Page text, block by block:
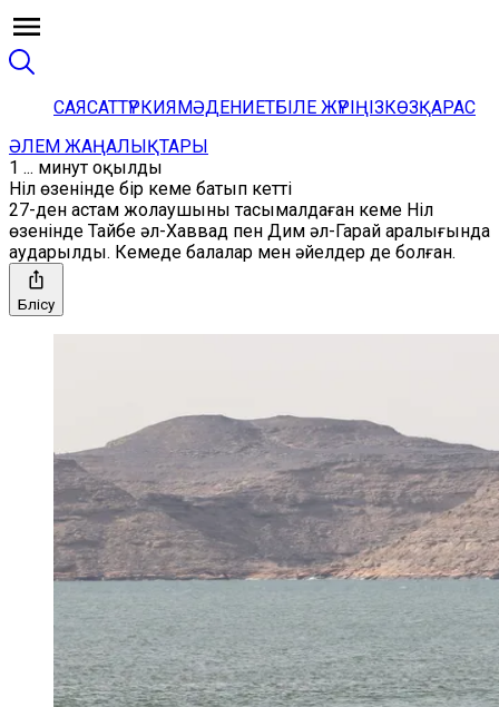
САЯСАТТҮРКИЯМӘДЕНИЕТБІЛЕ ЖҮРІҢІЗКӨЗҚАРАС
ӘЛЕМ ЖАҢАЛЫҚТАРЫ
1 ... минут оқылды
Ніл өзенінде бір кеме батып кетті
27-ден астам жолаушыны тасымалдаған кеме Ніл
өзенінде Тайбе әл-Хаввад пен Дим әл-Гарай аралығында
аударылды. Кемеде балалар мен әйелдер де болған.
Бөлісу